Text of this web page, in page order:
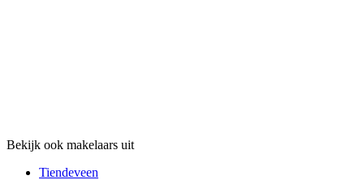
Bekijk ook makelaars uit
Tiendeveen